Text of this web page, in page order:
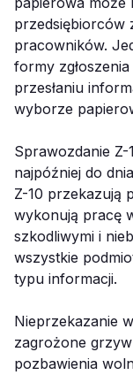
przedsiębiorców
pracowników.
formy
przesłaniu
wyborze
Sprawozdanie
najpóźniej do
Z-10 przekazują
wykonują pracę
szkodliwymi i
wszystkie
typu informacji.
Nieprzekazanie
zagrożone
pozbawienia